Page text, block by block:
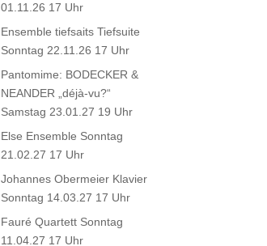
01.11.26 17 Uhr
Ensemble tiefsaits Tiefsuite
Sonntag 22.11.26 17 Uhr
Pantomime: BODECKER &
NEANDER „déjà-vu?“
Samstag 23.01.27 19 Uhr
Else Ensemble Sonntag
21.02.27 17 Uhr
Johannes Obermeier Klavier
Sonntag 14.03.27 17 Uhr
Fauré Quartett Sonntag
11.04.27 17 Uhr